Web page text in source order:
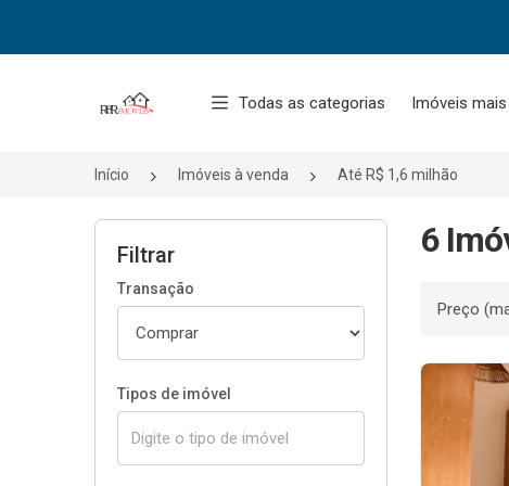
Página inicial
Todas as categorias Imóveis
Início Imóveis à venda Até R$ 1,6 milhão
Filtrar
Transação
Tipos de imóvel
6
Ordenar